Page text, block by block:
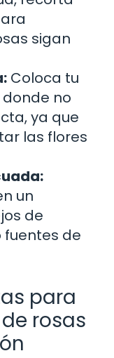
sigan
Coloca tu
no
ya que
las flores
un
de
fuentes de
para
rosas